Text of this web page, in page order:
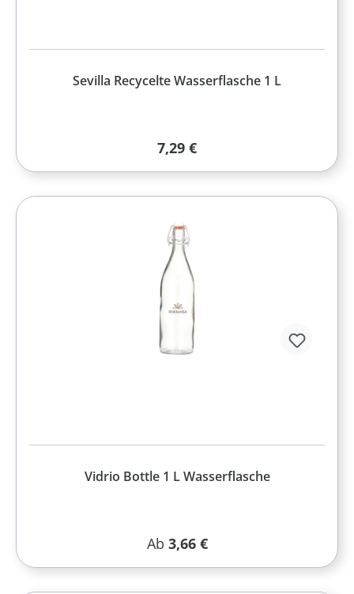
Sevilla Recycelte Wasserflasche 1 L
Regulärer Preis:
7,29 €
Vidrio Bottle 1 L Wasserflasche
Regulärer Preis:
Ab 3,66 €